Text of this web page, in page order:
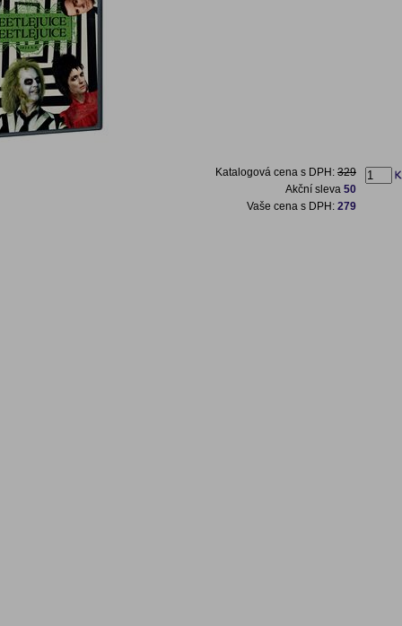
Katalogová cena s DPH: 329
Akční sleva 50
Vaše cena s DPH: 279